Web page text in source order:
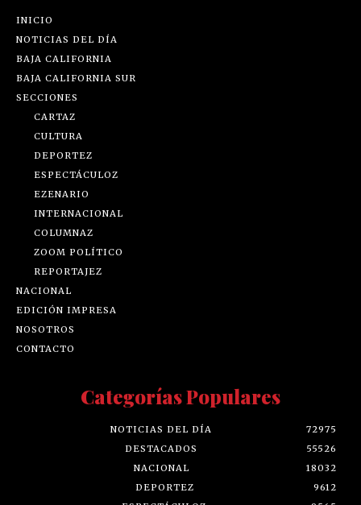
INICIO
NOTICIAS DEL DÍA
BAJA CALIFORNIA
BAJA CALIFORNIA SUR
SECCIONES
CARTAZ
CULTURA
DEPORTEZ
ESPECTÁCULOZ
EZENARIO
INTERNACIONAL
COLUMNAZ
ZOOM POLÍTICO
REPORTAJEZ
NACIONAL
EDICIÓN IMPRESA
NOSOTROS
CONTACTO
Categorías Populares
NOTICIAS DEL DÍA
72975
DESTACADOS
55526
NACIONAL
18032
DEPORTEZ
9612